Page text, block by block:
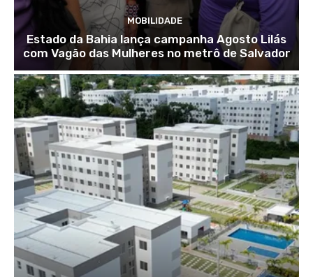
MOBILIDADE
Estado da Bahia lança campanha Agosto Lilás
com Vagão das Mulheres no metrô de Salvador